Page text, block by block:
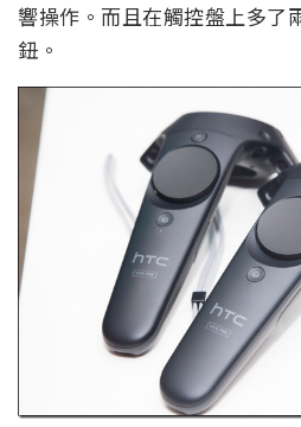
響操作。而且在觸控盤上多了
鈕。